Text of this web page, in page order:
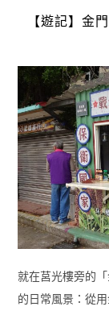
【遊記】金
就在莒光樓旁的
的日常風景：從